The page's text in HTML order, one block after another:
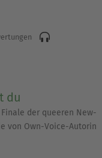
du
der queeren New-
von Own-Voice-Autorin